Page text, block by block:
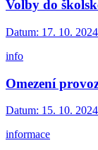
Volby do
Datum: 17. 10. 2024
info
Omezení
Datum: 15. 10. 2024
informace